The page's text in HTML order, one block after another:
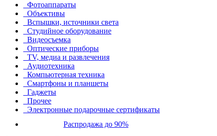
Фотоаппараты
Объективы
Вспышки, источники света
Студийное оборудование
Видеосъемка
Оптические приборы
TV, медиа и развлечения
Аудиотехника
Компьютерная техника
Смартфоны и планшеты
Гаджеты
Прочее
Электронные подарочные сертификаты
Распродажа до 90%